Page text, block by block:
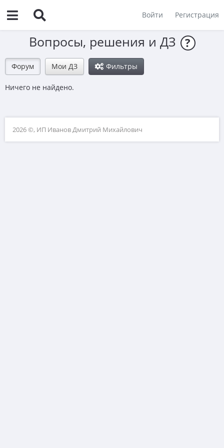
Войти Регистрация
Вопросы, решения и ДЗ ?
Форум Мои ДЗ Фильтры
Ничего не найдено.
2026 ©, ИП Иванов Дмитрий Михайлович